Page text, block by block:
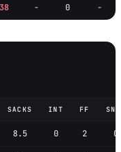
- 0 -
SACKS INT FF
8.5 0 2